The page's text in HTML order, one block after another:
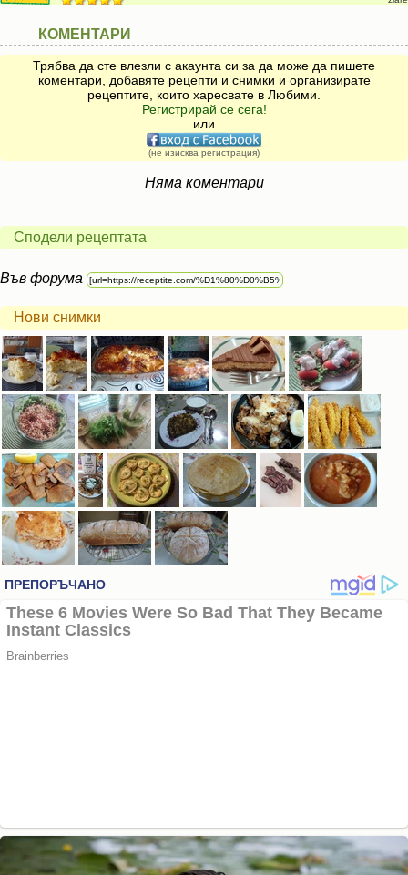
КОМЕНТАРИ
Трябва да сте влезли с акаунта си за да може да пишете
коментари, добавяте рецепти и снимки и организирате
рецептите, които харесвате в Любими.
Регистрирай се сега!
или
(не изисква регистрация)
Няма коментари
Сподели рецептата
Във форума
Нови снимки